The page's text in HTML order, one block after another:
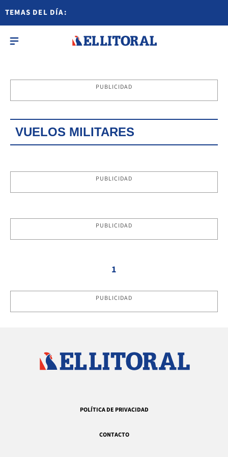
TEMAS DEL DÍA:
PUBLICIDAD
VUELOS MILITARES
PUBLICIDAD
PUBLICIDAD
1
PUBLICIDAD
POLÍTICA DE PRIVACIDAD
CONTACTO